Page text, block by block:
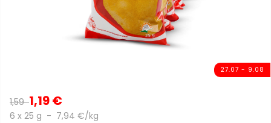
27.07 - 9.08
1,591,19 €
6 x 25 g - 7,94 €/kg